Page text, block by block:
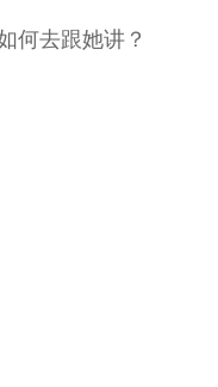
何去跟她讲？